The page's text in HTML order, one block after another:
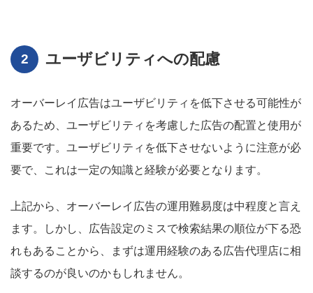
ユーザビリティへの配慮
オーバーレイ広告はユーザビリティを低下させる可能性が
あるため、ユーザビリティを考慮した広告の配置と使用が
重要です。ユーザビリティを低下させないように注意が必
要で、これは一定の知識と経験が必要となります。
上記から、オーバーレイ広告の運用難易度は中程度と言え
ます。しかし、広告設定のミスで検索結果の順位が下る恐
れもあることから、まずは運用経験のある広告代理店に相
談するのが良いのかもしれません。